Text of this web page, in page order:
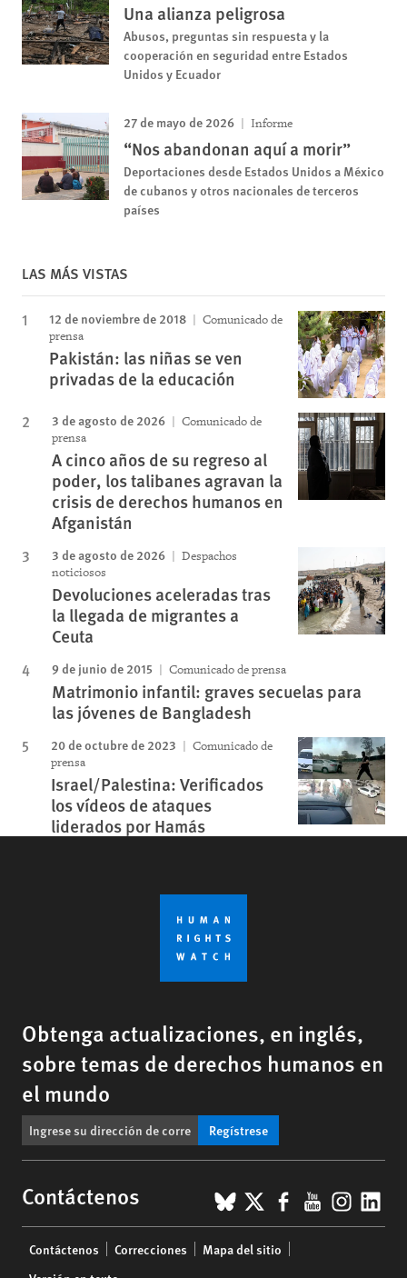
Una alianza peligrosa
Abusos, preguntas sin respuesta y la
cooperación en seguridad entre Estados
Unidos y Ecuador
27 de mayo de 2026 Informe
“Nos abandonan aquí a morir”
Deportaciones desde Estados Unidos a México
de cubanos y otros nacionales de terceros
países
LAS MÁS VISTAS
12 de noviembre de 2018
Comunicado de
prensa
Pakistán: las niñas se ven
privadas de la educación
3 de agosto de 2026
Comunicado de
prensa
A cinco años de su regreso al
poder, los talibanes agravan la
crisis de derechos humanos en
Afganistán
3 de agosto de 2026
Despachos
noticiosos
Devoluciones aceleradas tras
la llegada de migrantes a
Ceuta
9 de junio de 2015 Comunicado de prensa
Matrimonio infantil: graves secuelas para
las jóvenes de Bangladesh
20 de octubre de 2023
Comunicado de
prensa
Israel/Palestina: Verificados
los vídeos de ataques
liderados por Hamás
Obtenga actualizaciones, en inglés,
sobre temas de derechos humanos en
el mundo
Regístrese
Contáctenos BlueSky
X Facebook
YouTube
menu
Contáctenos Correcciones
Mapa del sitio